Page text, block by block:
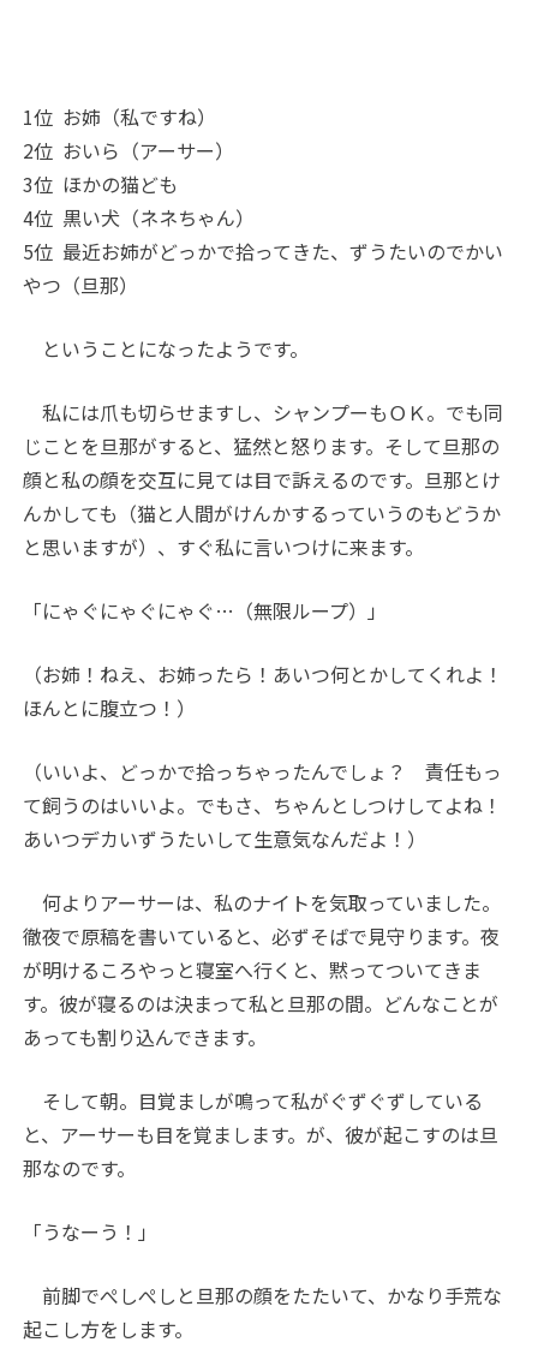
1位 お姉（私ですね）
2位 おいら（アーサー）
3位 ほかの猫ども
4位 黒い犬（ネネちゃん）
5位 最近お姉がどっかで拾ってきた、ずうたいのでかい
やつ（旦那）
ということになったようです。
私には爪も切らせますし、シャンプーもＯＫ。でも同
じことを旦那がすると、猛然と怒ります。そして旦那の
顔と私の顔を交互に見ては目で訴えるのです。旦那とけ
んかしても（猫と人間がけんかするっていうのもどうか
と思いますが）、すぐ私に言いつけに来ます。
「にゃぐにゃぐにゃぐ…（無限ループ）」
（お姉！ねえ、お姉ったら！あいつ何とかしてくれよ！
ほんとに腹立つ！）
（いいよ、どっかで拾っちゃったんでしょ？ 責任もっ
て飼うのはいいよ。でもさ、ちゃんとしつけしてよね！
あいつデカいずうたいして生意気なんだよ！）
何よりアーサーは、私のナイトを気取っていました。
徹夜で原稿を書いていると、必ずそばで見守ります。夜
が明けるころやっと寝室へ行くと、黙ってついてきま
す。彼が寝るのは決まって私と旦那の間。どんなことが
あっても割り込んできます。
そして朝。目覚ましが鳴って私がぐずぐずしている
と、アーサーも目を覚まします。が、彼が起こすのは旦
那なのです。
「うなーう！」
前脚でぺしぺしと旦那の顔をたたいて、かなり手荒な
起こし方をします。